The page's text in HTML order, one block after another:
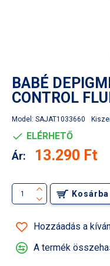
BABÉ
CONTROL
Model: SAJAT1033660
ELÉRHETŐ
Ár: 13.290 Ft
Kosárba
Hozzáadás a
A termék